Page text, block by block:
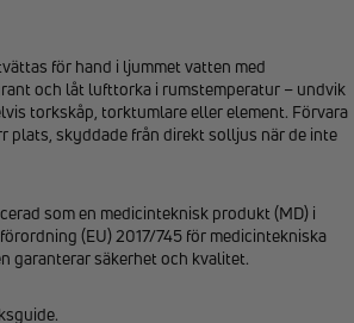
för hand i ljummet vatten med
och låt lufttorka i rumstemperatur – undvik
torkskåp, torktumlare eller element. Förvara
plats, skyddade från direkt solljus när de inte
som en medicinteknisk produkt (MD) i
(EU) 2017/745 för medicintekniska
garanterar säkerhet och kvalitet.